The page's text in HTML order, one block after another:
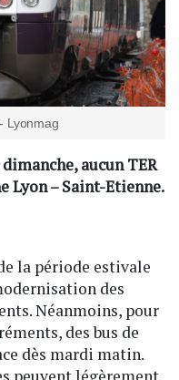
Lyonmag
aucun TER
Lyon – Saint-Etienne.
la période estivale
des
Néanmoins, pour
des bus de
dès mardi matin.
peuvent légèrement